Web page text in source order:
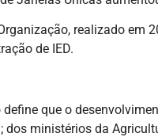
realizado em
de IED.
que o
dos ministérios da